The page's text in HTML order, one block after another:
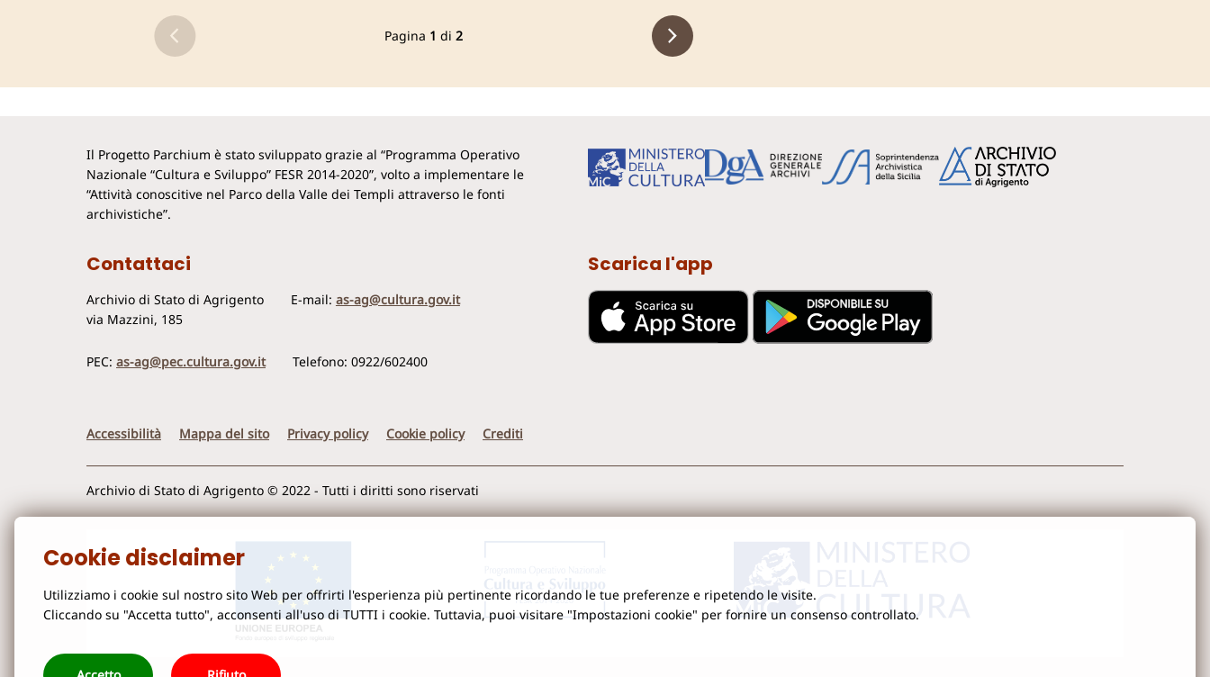
Cookie disclaimer
Utilizziamo i cookie sul nostro sito Web per offrirti l'esperienza più pertinente ricordando le tue preferenze e ripetendo le visite.
Cliccando su "Accetta tutto", acconsenti all'uso di TUTTI i cookie. Tuttavia, puoi visitare "Impostazioni cookie" per fornire un consenso controllato.
Pagina 1 di 2
Il Progetto Parchium è stato sviluppato grazie al “Programma Operativo
Nazionale “Cultura e Sviluppo” FESR 2014-2020”, volto a implementare le
“Attività conoscitive nel Parco della Valle dei Templi attraverso le fonti
archivistiche”.
Contattaci
Archivio di Stato di Agrigento
via Mazzini, 185
E-mail: as-ag@cultura.gov.it
PEC: as-ag@pec.cultura.gov.it Telefono: 0922/602400
Scarica l'app
Accessibilità Mappa del sito Privacy policy Cookie policy Crediti
Archivio di Stato di Agrigento © 2022 - Tutti i diritti sono riservati